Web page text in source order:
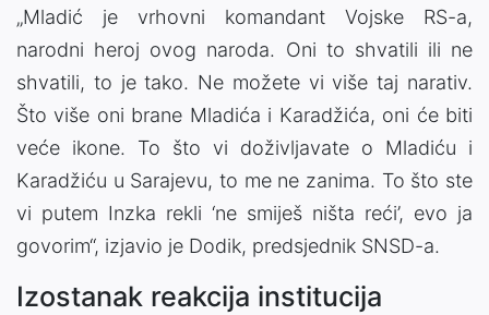
„Mladić je vrhovni komandant Vojske RS-a,
narodni heroj ovog naroda. Oni to shvatili ili ne
shvatili, to je tako. Ne možete vi više taj narativ.
Što više oni brane Mladića i Karadžića, oni će biti
veće ikone. To što vi doživljavate o Mladiću i
Karadžiću u Sarajevu, to me ne zanima. To što ste
vi putem Inzka rekli ‘ne smiješ ništa reći’, evo ja
govorim“, izjavio je Dodik, predsjednik SNSD-a.
Izostanak reakcija institucija